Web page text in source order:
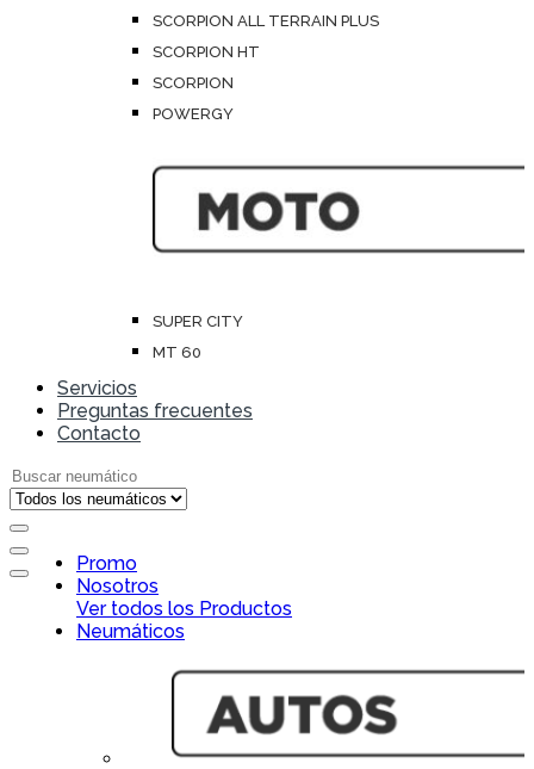
SCORPION ALL TERRAIN PLUS
SCORPION HT
SCORPION
POWERGY
SUPER CITY
MT 60
Servicios
Preguntas frecuentes
Contacto
Search for:
Open
Close
Promo
Nosotros
Ver todos los Productos
Neumáticos